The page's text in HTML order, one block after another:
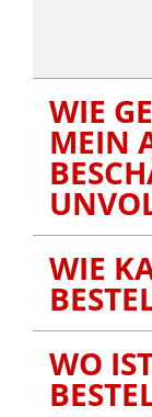
WIE
MEIN
WIE
WO